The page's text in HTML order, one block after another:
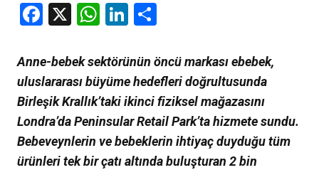
Facebook
X WhatsApp
LinkedIn
Anne-bebek sektörünün öncü markası ebebek,
uluslararası büyüme hedefleri doğrultusunda
Birleşik Krallık’taki ikinci fiziksel mağazasını
Londra’da Peninsular Retail Park’ta hizmete sundu.
Bebeveynlerin ve bebeklerin ihtiyaç duyduğu tüm
ürünleri tek bir çatı altında buluşturan 2 bin